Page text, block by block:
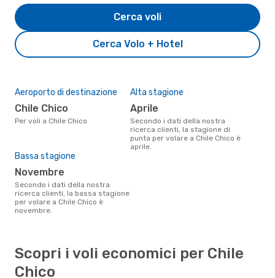
Cerca Volo + Hotel
Cerca voli
Aeroporto di destinazione
Chile Chico
Per voli a Chile Chico
Alta stagione
aprile
Secondo i dati della nostra
ricerca clienti, la stagione di
punta per volare a Chile Chico è
aprile.
Bassa stagione
novembre
Secondo i dati della nostra
ricerca clienti, la bassa stagione
per volare a Chile Chico è
novembre.
Scopri i voli economici per Chile
Chico